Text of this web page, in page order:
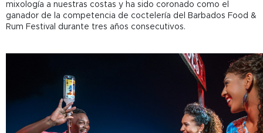
mixología a nuestras costas y ha sido coronado como el
ganador de la competencia de coctelería del Barbados Food &
Rum Festival durante tres años consecutivos.